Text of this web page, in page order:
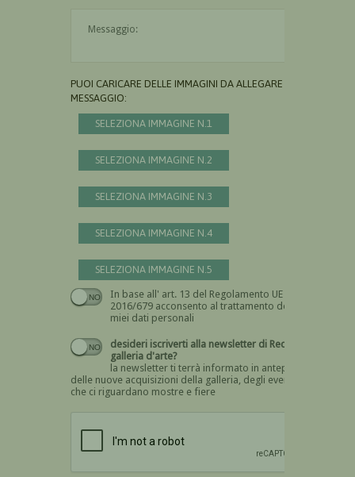
PUOI CARICARE DELLE IMMAGINI DA ALLEGARE AL
MESSAGGIO:
SELEZIONA IMMAGINE N.1
SELEZIONA IMMAGINE N.2
SELEZIONA IMMAGINE N.3
SELEZIONA IMMAGINE N.4
SELEZIONA IMMAGINE N.5
In base all' art. 13 del Regolamento UE n.
2016/679 acconsento al trattamento dei
miei dati personali
Devi dare il consenso
desideri iscriverti alla newsletter di Recta
galleria d'arte?
la newsletter ti terrà informato in anteprima
delle nuove acquisizioni della galleria, degli eventi
che ci riguardano mostre e fiere